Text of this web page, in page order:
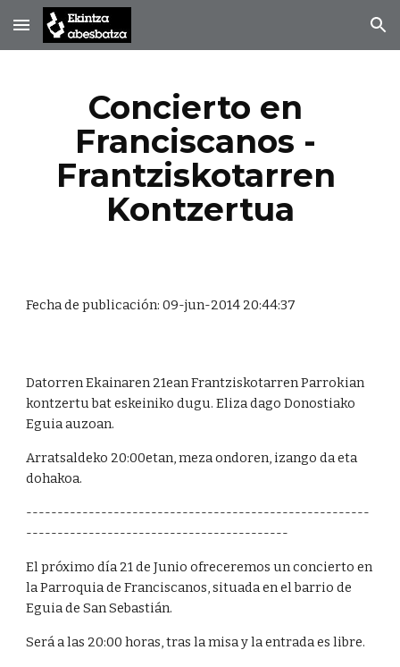
Skip to main content Skip to navigation
Concierto en
Franciscanos -
Frantziskotarren
Kontzertua
Fecha de publicación: 09-jun-2014 20:44:37
Datorren Ekainaren 21ean Frantziskotarren Parrokian
kontzertu bat eskeiniko dugu. Eliza dago Donostiako
Eguia auzoan.
Arratsaldeko 20:00etan, meza ondoren, izango da eta
dohakoa.
-------------------------------------------------------
------------------------------------------
El próximo día 21 de Junio ofreceremos un concierto en
la Parroquia de Franciscanos, situada en el barrio de
Eguia de San Sebastián.
Será a las 20:00 horas, tras la misa y la entrada es libre.